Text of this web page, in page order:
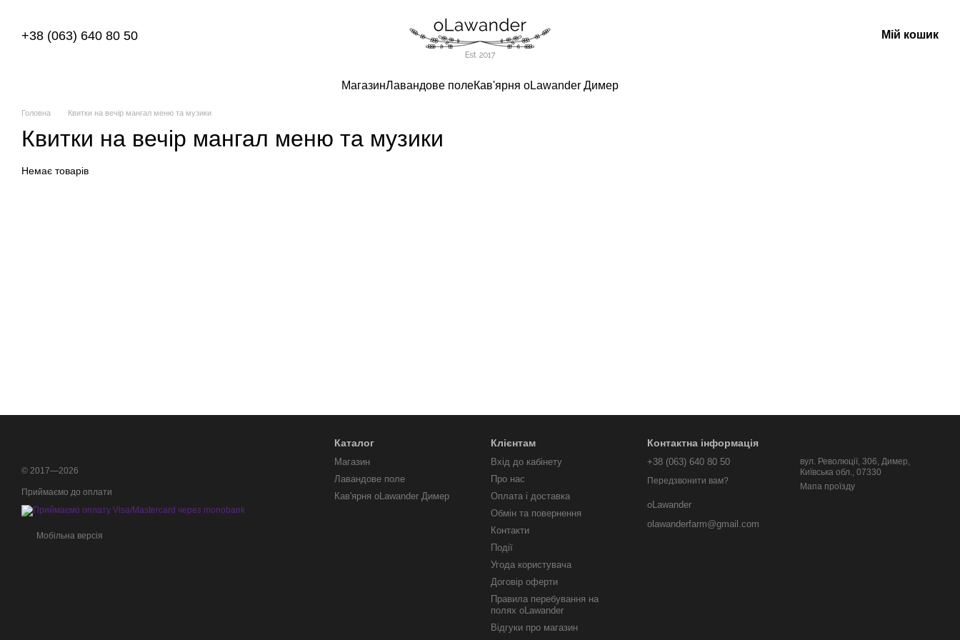
+38 (063) 640 80 50 Мій кошик
МагазинЛавандове полеКав'ярня oLawander Димер
Головна Квитки на вечір мангал меню та музики
Квитки на вечір мангал меню та музики
Немає товарів
© 2017—2026
Приймаємо до оплати
Мобільна версія
Каталог
Магазин
Лавандове поле
Кав'ярня oLawander Димер
Клієнтам
Вхід до кабінету
Про нас
Оплата і доставка
Обмін та повернення
Контакти
Події
Угода користувача
Договір оферти
Правила перебування на
полях oLawander
Відгуки про магазин
Контактна інформація
+38 (063) 640 80 50
Передзвонити вам?
oLawander
olawanderfarm@gmail.com
вул. Революції, 306, Димер,
Київська обл., 07330
Мапа проїзду